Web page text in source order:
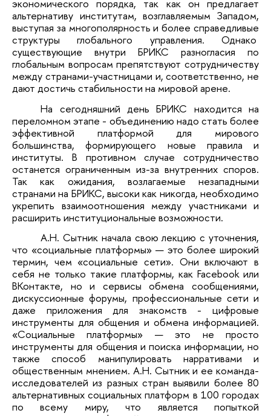
экономического порядка, так как он предлагает
альтернативу институтам, возглавляемым Западом,
выступая за многополярность и более справедливые
структуры глобального управления. Однако
существующие внутри БРИКС разногласия по
глобальным вопросам препятствуют сотрудничеству
между странами-участницами и, соответственно, не
дают достичь стабильности на мировой арене.
На сегодняшний день БРИКС находится на
переломном этапе - объединению надо стать более
эффективной платформой для мирового
большинства, формирующего новые правила и
институты. В противном случае сотрудничество
останется ограниченным из-за внутренних споров.
Так как ожидания, возлагаемые незападными
странами на БРИКС, высоки как никогда, необходимо
укрепить взаимоотношения между участниками и
расширить институциональные возможности.
А.Н. Сытник начала свою лекцию с уточнения,
что «социальные платформы» — это более широкий
термин, чем «социальные сети». Они включают в
себя не только такие платформы, как Facebook или
ВКонтакте, но и сервисы обмена сообщениями,
дискуссионные форумы, профессиональные сети и
даже приложения для знакомств - цифровые
инструменты для общения и обмена информацией.
«Социальные платформы» — это не просто
инструменты для общения и поиска информации, но
также способ манипулировать нарративами и
общественным мнением. А.Н. Сытник и ее команда-
исследователей из разных стран выявили более 80
альтернативных социальных платформ в 100 городах
по всему миру, что является попыткой